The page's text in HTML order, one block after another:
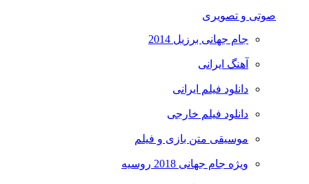
صوتی و تصویری
جام جهانی برزیل 2014
آهنگ ایرانی
دانلود فیلم ایرانی
دانلود فیلم خارجی
موسیقی متن بازی و فیلم
ویژه جام جهانی 2018 روسیه